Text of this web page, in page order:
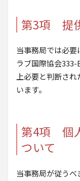
第3項 提
当事務局では必
ラブ国際協会
上必要と判断さ
います。
第4項 個
ついて
当事務局が従う